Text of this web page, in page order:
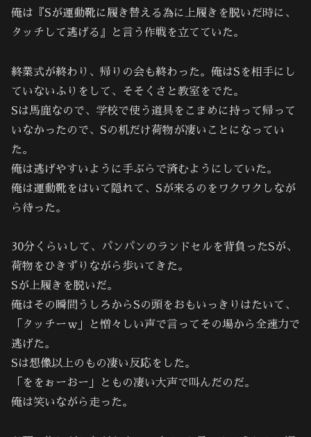
俺は『Sが運動靴に履き替える為に上履きを脱いだ時に、
タッチして逃げる』と言う作戦を立てていた。
終業式が終わり、帰りの会も終わった。俺はSを相手にし
ていないふりをして、そそくさと教室をでた。
Sは馬鹿なので、学校で使う道具をこまめに持って帰って
いなかったので、Sの机だけ荷物が凄いことになってい
た。
俺は逃げやすいように手ぶらで済むようにしていた。
俺は運動靴をはいて隠れて、Sが来るのをワクワクしなが
ら待った。
30分くらいして、パンパンのランドセルを背負ったSが、
荷物をひきずりながら歩いてきた。
Sが上履きを脱いだ。
俺はその瞬間うしろからSの頭をおもいっきりはたいて、
「タッチーｗ」と憎々しい声で言ってその場から全速力で
逃げた。
Sは想像以上のもの凄い反応をした。
「ををぉーおー」ともの凄い大声で叫んだのだ。
俺は笑いながら走った。